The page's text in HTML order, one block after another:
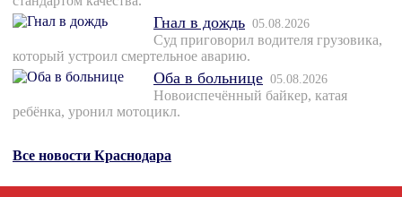
Гнал в дождь 05.08.2026
Суд приговорил водителя грузовика,
который устроил смертельное аварию.
Оба в больнице 05.08.2026
Новоиспечённый байкер, катая
ребёнка, уронил мотоцикл.
Все новости Краснодара